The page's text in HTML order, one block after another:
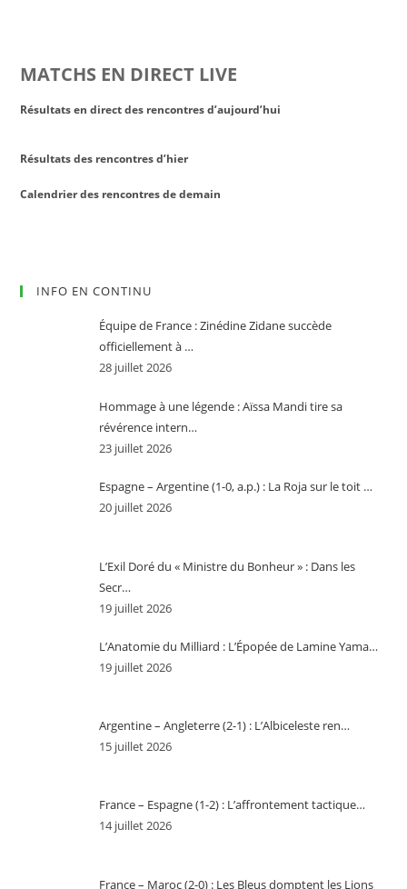
MATCHS EN DIRECT LIVE
Résultats en direct des rencontres d’aujourd’hui
Résultats des rencontres d’hier
Calendrier des rencontres de demain
INFO EN CONTINU
Équipe de France : Zinédine Zidane succède
officiellement à …
28 juillet 2026
Hommage à une légende : Aïssa Mandi tire sa
révérence intern…
23 juillet 2026
Espagne – Argentine (1-0, a.p.) : La Roja sur le toit …
20 juillet 2026
L’Exil Doré du « Ministre du Bonheur » : Dans les
Secr…
19 juillet 2026
L’Anatomie du Milliard : L’Épopée de Lamine Yama…
19 juillet 2026
Argentine – Angleterre (2-1) : L’Albiceleste ren…
15 juillet 2026
France – Espagne (1-2) : L’affrontement tactique…
14 juillet 2026
France – Maroc (2-0) : Les Bleus domptent les Lions